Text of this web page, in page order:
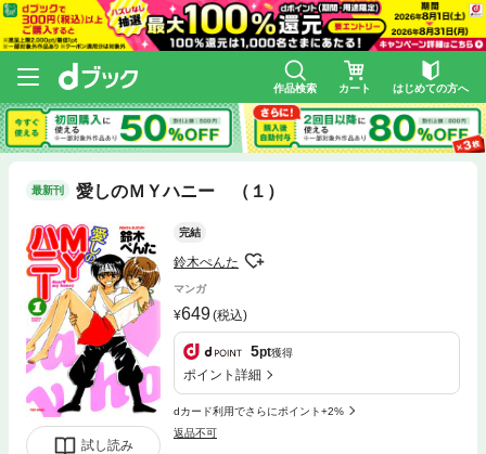
作品検索 カート はじめての方へ
最新刊 愛しのＭＹハニー （１）
試し読み
完結
鈴木ぺんた
マンガ
649(税込)
5pt獲得
ポイント詳細
dカード利用でさらにポイント+2%
返品不可